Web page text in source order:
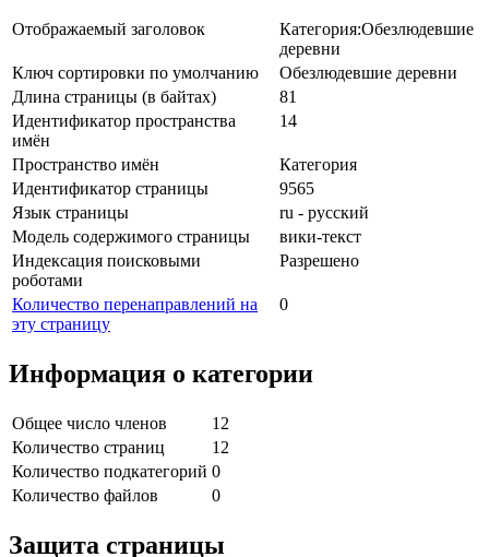
Отображаемый заголовок
Категория:Обезлюдевшие
деревни
Ключ сортировки по умолчанию
Обезлюдевшие деревни
Длина страницы (в байтах)
81
Идентификатор пространства
имён
14
Пространство имён
Категория
Идентификатор страницы
9565
Язык страницы
ru - русский
Модель содержимого страницы
вики-текст
Индексация поисковыми
роботами
Разрешено
Количество перенаправлений на
эту страницу
0
Информация о категории
Общее число членов
12
Количество страниц
12
Количество подкатегорий 0
Количество файлов
0
Защита страницы